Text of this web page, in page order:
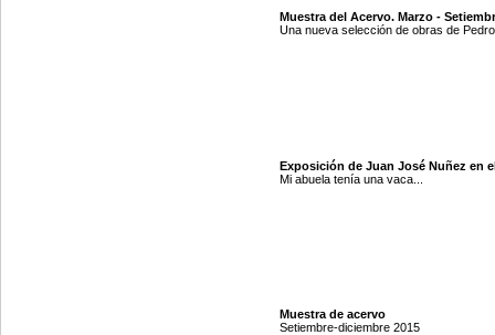
Muestra del Acervo. Marzo -
Una nueva selección de obras de
Exposición de Juan José Nuñez en
Mi abuela tenía una vaca...
Muestra de acervo
Setiembre-diciembre 2015